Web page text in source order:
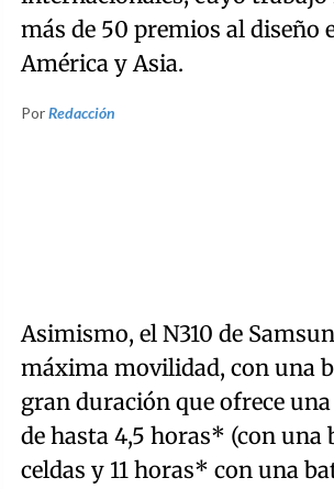
más de 50 premios al diseño
América y Asia.
PorRedacción
Asimismo, el N310 de
máxima movilidad, con una
gran duración que ofrece
de hasta 4,5 horas* (con una
celdas y 11 horas* con una